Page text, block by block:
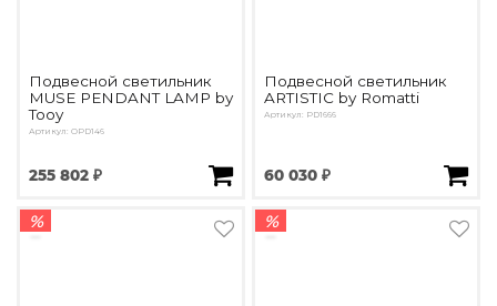
Подвесной светильник
MUSE PENDANT LAMP by
Tooy
Артикул: OPD146
255 802 ₽
Подвесной светильник
ARTISTIC by Romatti
Артикул: PD1666
60 030 ₽
% %